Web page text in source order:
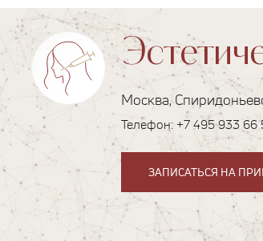
Москва,
Телефон: +7 495 933 66
ЗАПИСАТЬСЯ НА